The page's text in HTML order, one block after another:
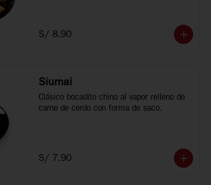
S/ 8.90
Siumai
Clásico bocadito chino al vapor relleno de
carne de cerdo con forma de saco.
S/ 7.90